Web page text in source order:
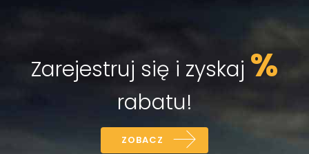
NAGRODY BIZNESOWE
PODZIĘKOWANIA I
Zarejestruj się i zyskaj %
rabatu!
ZOBACZ